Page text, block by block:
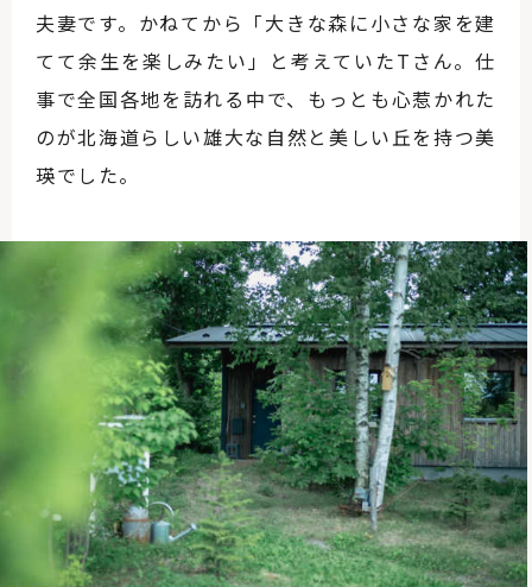
夫妻です。かねてから「大きな森に小さな家を建
てて余生を楽しみたい」と考えていたTさん。仕
事で全国各地を訪れる中で、もっとも心惹かれた
のが北海道らしい雄大な自然と美しい丘を持つ美
瑛でした。